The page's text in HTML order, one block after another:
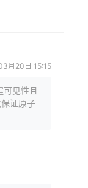
月20日 15:15
见性且
证原子